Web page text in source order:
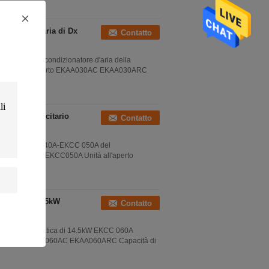
d'aria di Dx
Contatto
basso condizionatore d'aria della
Unità all'aperto EKAA030AC EKAA030ARC
pubblicitario
Contatto
di EKCC 040A-EKCC 050A del
EKCC040A EKCC050A Unità all'aperto
14.5kW
Contatto
statica di 14.5kW EKCC 060A
EKAA060AC EKAA060ARC Capacità di